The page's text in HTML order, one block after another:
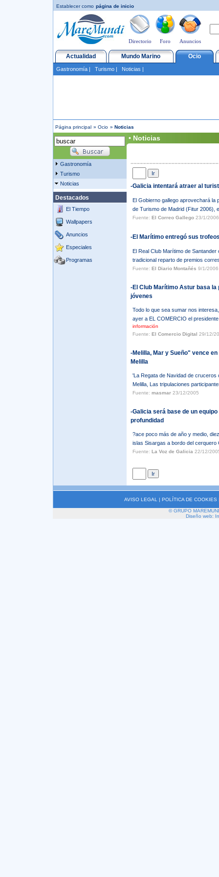
Establecer como página de inicio
Directorio Foro Anuncios
Actualidad Mundo Marino Ocio
Gastronomía| Turismo| Noticias |
Página principal » Ocio » Noticias
Gastronomía
Turismo
Noticias
Destacados
El Tiempo
Wallpapers
Anuncios
Especiales
Programas
• Noticias
-Galicia intentará atraer al
El Gobierno gallego aprovechará la
de Turismo de Madrid (Fitur 2006),
Fuente: El Correo Gallego23/1/2006
-El Marítimo entregó sus
El Real Club Marítimo de
tradicional reparto de premios
Fuente: El Diario Montañés 9/1/2006
-El Club Marítimo Astur basa
jóvenes
Todo lo que sea sumar nos
ayer a EL COMERCIO el
información
Fuente: El Comercio Digital 29/12/
-Melilla, Mar y Sueño" vence
Melilla
'La Regata de Navidad de cruceros
Melilla, Las tripulaciones
Fuente: masmar23/12/2005
-Galicia será base de un
profundidad
?ace poco más de año y medio,
islas Sisargas a bordo del
Fuente: La Voz de Galicia 22/12/
AVISO LEGAL | POLÍTICA DE COOKIES
© GRUPO
Diseño web: